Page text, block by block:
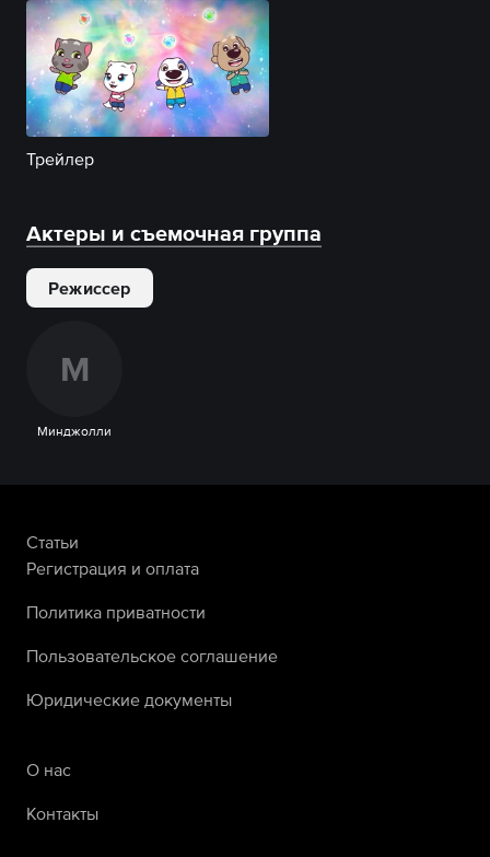
Трейлер
Актеры и съемочная группа
Режиссер
М
Минджолли
Статьи
Регистрация и оплата
Политика приватности
Пользовательское соглашение
Юридические документы
О нас
Контакты